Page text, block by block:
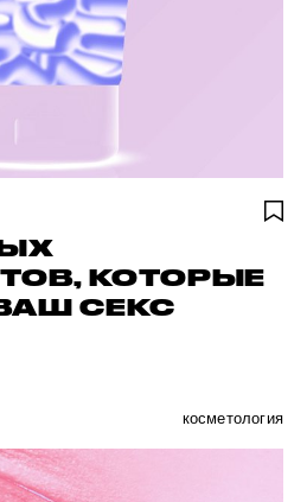
КОТОРЫЕ
СЕКС
косметология